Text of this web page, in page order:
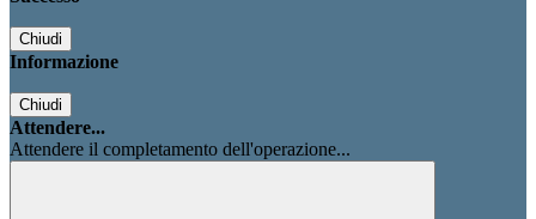
Chiudi
Informazione
Chiudi
Attendere...
Attendere il completamento dell'operazione...